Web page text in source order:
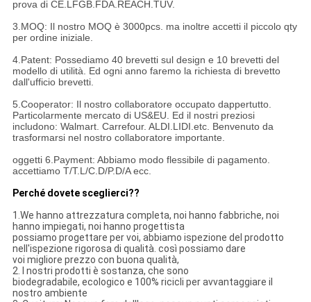
prova di CE.LFGB.FDA.REACH.TUV.
3.MOQ: Il nostro MOQ è 3000pcs. ma inoltre accetti il piccolo qty
per ordine iniziale.
4.Patent: Possediamo 40 brevetti sul design e 10 brevetti del
modello di utilità. Ed ogni anno faremo la richiesta di brevetto
dall'ufficio brevetti.
5.Cooperator: Il nostro collaboratore occupato dappertutto.
Particolarmente mercato di US&EU. Ed il nostri preziosi
includono: Walmart. Carrefour. ALDI.LIDI.etc. Benvenuto da
trasformarsi nel nostro collaboratore importante.
oggetti 6.Payment: Abbiamo modo flessibile di pagamento.
accettiamo T/T.L/C.D/P.D/A ecc.
Perché dovete sceglierci??
1.We hanno attrezzatura completa, noi hanno fabbriche, noi
hanno impiegati, noi hanno progettista
possiamo progettare per voi, abbiamo ispezione del prodotto
nell'ispezione rigorosa di qualità. così possiamo dare
voi migliore prezzo con buona qualità,
2.
I nostri prodotti è sostanza, che sono
biodegradabile, ecologico e 100% ricicli per avvantaggiare il
nostro ambiente